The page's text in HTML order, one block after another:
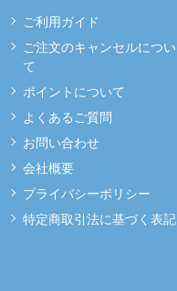
ご利用ガイド
ご注文のキャンセルについ
て
ポイントについて
よくあるご質問
お問い合わせ
会社概要
プライバシーポリシー
特定商取引法に基づく表記